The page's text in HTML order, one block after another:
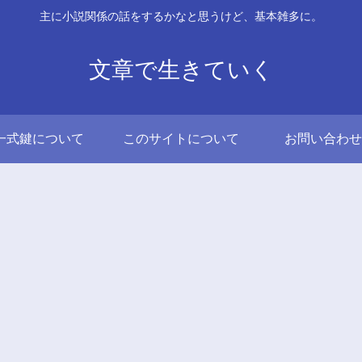
主に小説関係の話をするかなと思うけど、基本雑多に。
文章で生きていく
式鍵について このサイトについて お問い合わせ